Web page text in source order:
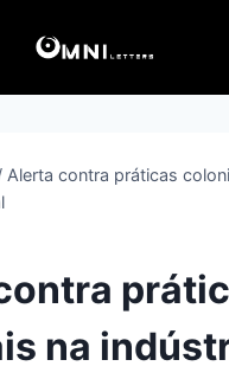
Alerta contra práticas
na